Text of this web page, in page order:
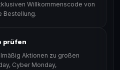
Willkommenscode von
Bestellung.
prüfen
Aktionen zu großen
Cyber Monday,